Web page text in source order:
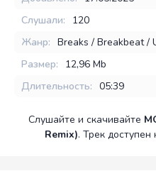
Слушали:
120
Жанр: Breaks / Breakbeat /
Размер:
12,96 Mb
Длительность: 05:39
Слушайте и скачивайте
Remix). Трек